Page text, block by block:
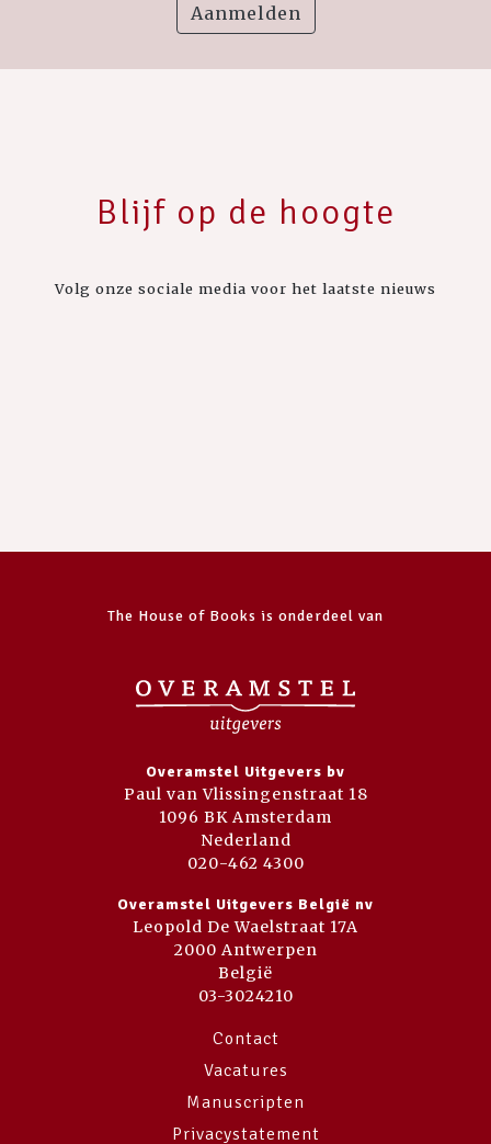
Aanmelden
Blijf op de hoogte
Volg onze sociale media voor het laatste nieuws
The House of Books is onderdeel van
Overamstel Uitgevers bv
Paul van Vlissingenstraat 18
1096 BK Amsterdam
Nederland
020-462 4300
Overamstel Uitgevers België nv
Leopold De Waelstraat 17A
2000 Antwerpen
België
03-3024210
Contact
Vacatures
Manuscripten
Privacystatement